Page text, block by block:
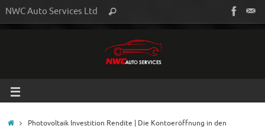
NWC Auto Services Ltd
Photovoltaik Investition Rendite | Die Kontoeröffnung in den